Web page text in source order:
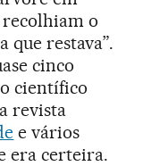
recolhiam o
que restava”.
cinco
científico
revista
e vários
era certeira.